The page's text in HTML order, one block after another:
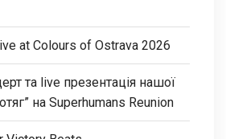
at Colours of Ostrava 2026
та live презентація нашої
на Superhumans Reunion